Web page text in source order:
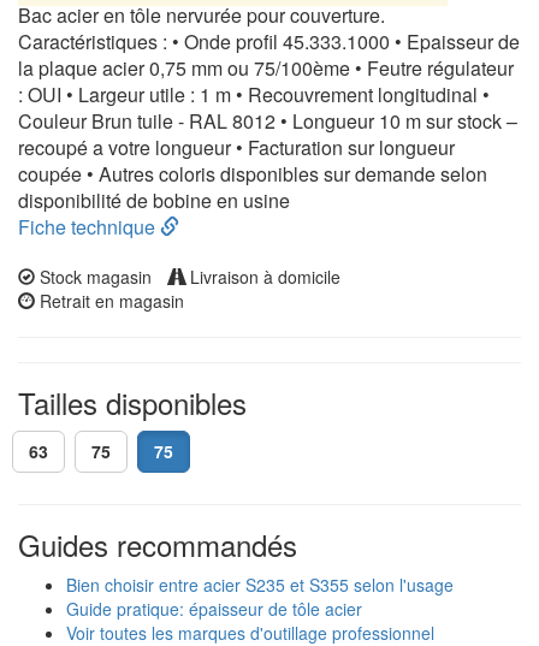
Bac acier en tôle nervurée pour couverture.
Caractéristiques : • Onde profil 45.333.1000 • Epaisseur de
la plaque acier 0,75 mm ou 75/100ème • Feutre régulateur
: OUI • Largeur utile : 1 m • Recouvrement longitudinal •
Couleur Brun tuile - RAL 8012 • Longueur 10 m sur stock –
recoupé a votre longueur • Facturation sur longueur
coupée • Autres coloris disponibles sur demande selon
disponibilité de bobine en usine
Fiche technique
Stock magasin
Livraison à domicile
Retrait en magasin
Tailles disponibles
63 75 75
Guides recommandés
Bien choisir entre acier S235 et S355 selon l'usage
Guide pratique: épaisseur de tôle acier
Voir toutes les marques d'outillage professionnel